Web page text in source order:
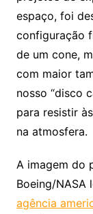
espaço, foi
configuração
de um cone,
com maior
nosso “disco
para resistir
na atmosfera.
A imagem do
Boeing/NASA
agência